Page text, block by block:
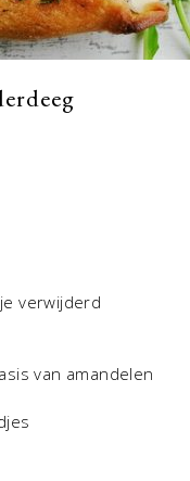
verwijderd
van amandelen